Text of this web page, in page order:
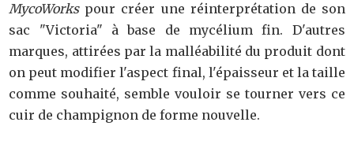
MycoWorks pour créer une réinterprétation de son
sac "Victoria" à base de mycélium fin. D'autres
marques, attirées par la malléabilité du produit dont
on peut modifier l'aspect final, l'épaisseur et la taille
comme souhaité, semble vouloir se tourner vers ce
cuir de champignon de forme nouvelle.